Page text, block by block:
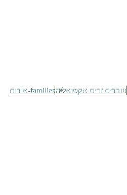
עובדים זרים אקטואליהfamilies-אודות